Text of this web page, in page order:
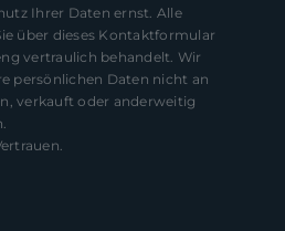
Ihrer Daten ernst. Alle
über dieses Kontaktformular
vertraulich behandelt. Wir
persönlichen Daten nicht an
verkauft oder anderweitig